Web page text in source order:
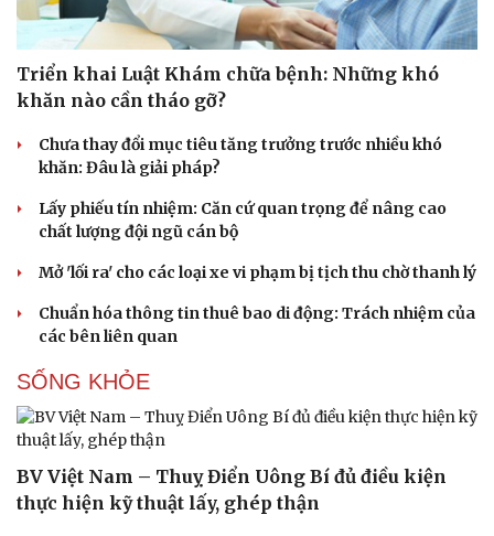
Du lịch
Săn Tour
check-in
Podcast
Câu chuyện thời sự
Đọc truyện đêm khuya
Hạt giống tâm hồn
Triển khai Luật Khám chữa bệnh: Những khó
khăn nào cần tháo gỡ?
Chưa thay đổi mục tiêu tăng trưởng trước nhiều khó
khăn: Đâu là giải pháp?
Lấy phiếu tín nhiệm: Căn cứ quan trọng để nâng cao
chất lượng đội ngũ cán bộ
Mở 'lối ra' cho các loại xe vi phạm bị tịch thu chờ thanh lý
Chuẩn hóa thông tin thuê bao di động: Trách nhiệm của
các bên liên quan
SỐNG KHỎE
BV Việt Nam – Thuỵ Điển Uông Bí đủ điều kiện
thực hiện kỹ thuật lấy, ghép thận